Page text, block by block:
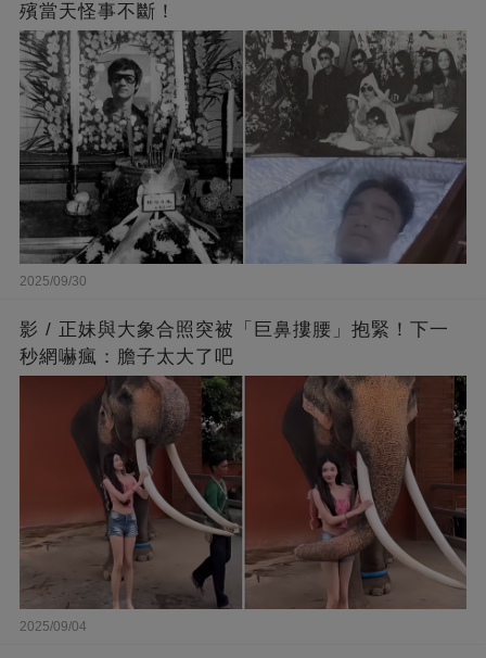
殯當天怪事不斷！
2025/09/30
影 / 正妹與大象合照突被「巨鼻摟腰」抱緊！下一
秒網嚇瘋：膽子太大了吧
2025/09/04